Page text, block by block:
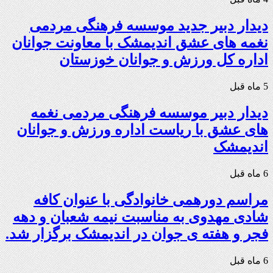
دیدار دبیر جدید موسسه فرهنگی مردمی
نغمه های عشق اندیمشک با معاونت جوانان
اداره کل ورزش و جوانان خوزستان
5 ماه قبل
دیدار دبیر موسسه فرهنگی مردمی نغمه
های عشق با ریاست اداره ورزش و جوانان
اندیمشک
6 ماه قبل
مراسم دورهمی خانوادگی با عنوان کافه
شادی مهدوی به مناسبت نیمه شعبان و دهه
فجر و هفته ی جوان در اندیمشک برگزار شد.
6 ماه قبل